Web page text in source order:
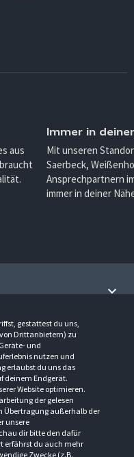
gestattest du uns,
Drittanbietern) zu
und
nutzen und
erlaubst du uns das
deinem Endgerät.
Website optimieren.
der gelesen
Übertragung außerhalb der
unsere
dir bitte den dafür
erfährst du auch mehr
Zwecke (z.B.
aus
Immer in
Mit unseren
Saerbeck,
Ansprechpartnern
immer in deiner